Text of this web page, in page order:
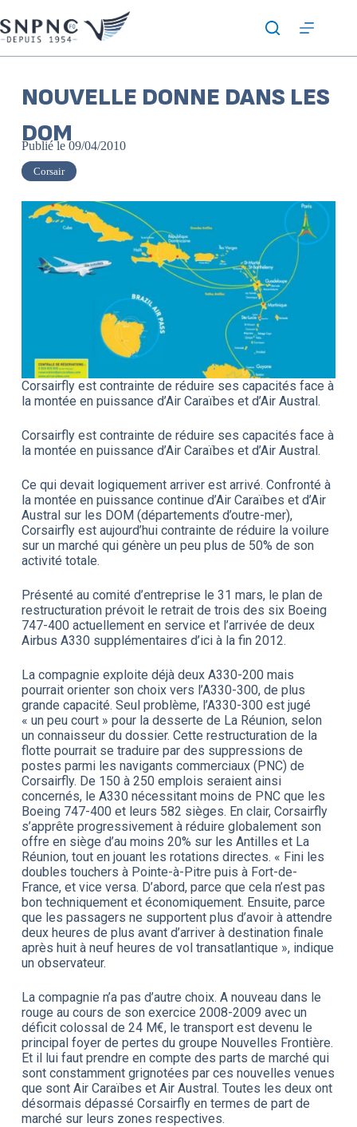
NOUVELLE DONNE DANS LES
DOM
Publié le 09/04/2010
Corsair
Corsairfly est contrainte de réduire ses capacités face à
la montée en puissance d’Air Caraïbes et d’Air Austral.
Corsairfly est contrainte de réduire ses capacités face à
la montée en puissance d’Air Caraïbes et d’Air Austral.
Ce qui devait logiquement arriver est arrivé. Confronté à
la montée en puissance continue d’Air Caraïbes et d’Air
Austral sur les DOM (départements d’outre-mer),
Corsairfly est aujourd’hui contrainte de réduire la voilure
sur un marché qui génère un peu plus de 50% de son
activité totale.
Présenté au comité d’entreprise le 31 mars, le plan de
restructuration prévoit le retrait de trois des six Boeing
747-400 actuellement en service et l’arrivée de deux
Airbus A330 supplémentaires d’ici à la fin 2012.
La compagnie exploite déjà deux A330-200 mais
pourrait orienter son choix vers l’A330-300, de plus
grande capacité. Seul problème, l’A330-300 est jugé
« un peu court » pour la desserte de La Réunion, selon
un connaisseur du dossier. Cette restructuration de la
flotte pourrait se traduire par des suppressions de
postes parmi les navigants commerciaux (PNC) de
Corsairfly. De 150 à 250 emplois seraient ainsi
concernés, le A330 nécessitant moins de PNC que les
Boeing 747-400 et leurs 582 sièges. En clair, Corsairfly
s’apprête progressivement à réduire globalement son
offre en siège d’au moins 20% sur les Antilles et La
Réunion, tout en jouant les rotations directes. « Fini les
doubles touchers à Pointe-à-Pitre puis à Fort-de-
France, et vice versa. D’abord, parce que cela n’est pas
bon techniquement et économiquement. Ensuite, parce
que les passagers ne supportent plus d’avoir à attendre
deux heures de plus avant d’arriver à destination finale
après huit à neuf heures de vol transatlantique », indique
un observateur.
La compagnie n’a pas d’autre choix. A nouveau dans le
rouge au cours de son exercice 2008-2009 avec un
déficit colossal de 24 M€, le transport est devenu le
principal foyer de pertes du groupe Nouvelles Frontière.
Et il lui faut prendre en compte des parts de marché qui
sont constamment grignotées par ces nouvelles venues
que sont Air Caraïbes et Air Austral. Toutes les deux ont
désormais dépassé Corsairfly en termes de part de
marché sur leurs zones respectives.